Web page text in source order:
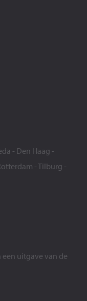
- Den Haag -
-Tilburg -
een uitgave van de